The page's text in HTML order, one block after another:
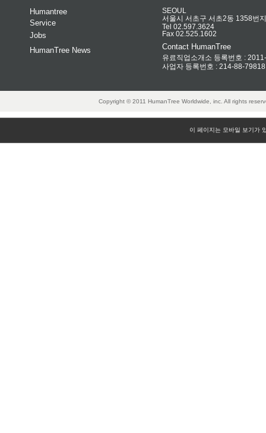
Humantree
Service
Jobs
HumanTree News
SEOUL
서울시 서초구 서초2동 1358번
Tel 02.597.3624
Fax 02.525.1602
Contact HumanTree
유료직업소개소 등록번호 :
사업자 등록번호 : 214-88-79818
Copyright © 2011 HumanTree Worldwide, inc. All rights
이 페이지는 모바일 보기가